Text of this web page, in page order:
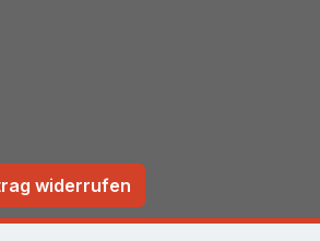
widerrufen